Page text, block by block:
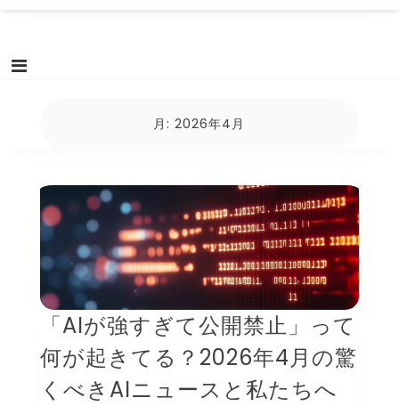
月:2026年4月
「AIが強すぎて公開禁止」って
何が起きてる？2026年4月の驚
くべきAIニュースと私たちへ